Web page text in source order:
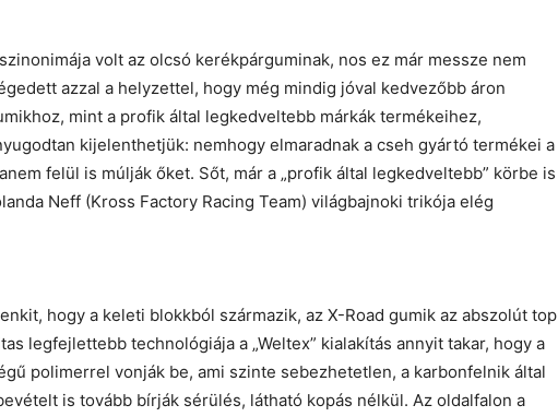
volt az olcsó kerékpárguminak, nos ez már messze nem
azzal a helyzettel, hogy még mindig jóval kedvezőbb áron
mint a profik által legkedveltebb márkák termékeihez,
kijelenthetjük: nemhogy elmaradnak a cseh gyártó termékei a
felül is múlják őket. Sőt, már a „profik által legkedveltebb” körbe is
Neff (Kross Factory Racing Team) világbajnoki trikója elég
hogy a keleti blokkból származik, az X-Road gumik az abszolút top
legfejlettebb technológiája a „Weltex” kialakítás annyit takar, hogy a
polimerrel vonják be, ami szinte sebezhetetlen, a karbonfelnik által
is tovább bírják sérülés, látható kopás nélkül. Az oldalfalon a